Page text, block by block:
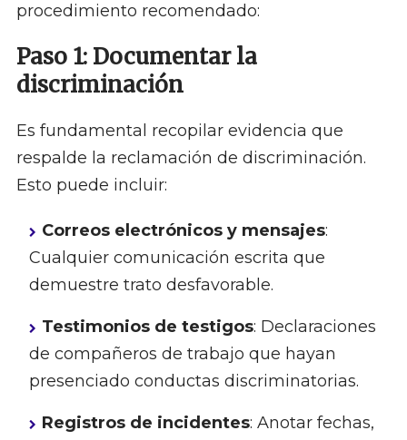
procedimiento recomendado:
Paso 1: Documentar la
discriminación
Es fundamental recopilar evidencia que
respalde la reclamación de discriminación.
Esto puede incluir:
Correos electrónicos y mensajes:
Cualquier comunicación escrita que
demuestre trato desfavorable.
Testimonios de testigos: Declaraciones
de compañeros de trabajo que hayan
presenciado conductas discriminatorias.
Registros de incidentes: Anotar fechas,